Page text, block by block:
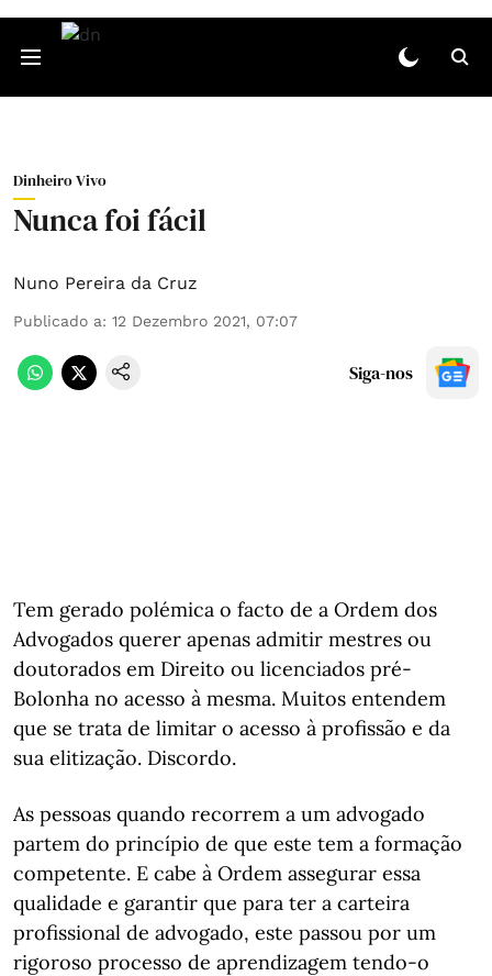
Dinheiro Vivo
Nunca foi fácil
Nuno Pereira da Cruz
Publicado a: 12 Dezembro 2021, 07:07
Siga-nos
Tem gerado polémica o facto de a Ordem dos
Advogados querer apenas admitir mestres ou
doutorados em Direito ou licenciados pré-
Bolonha no acesso à mesma. Muitos entendem
que se trata de limitar o acesso à profissão e da
sua elitização. Discordo.
As pessoas quando recorrem a um advogado
partem do princípio de que este tem a formação
competente. E cabe à Ordem assegurar essa
qualidade e garantir que para ter a carteira
profissional de advogado, este passou por um
rigoroso processo de aprendizagem tendo-o